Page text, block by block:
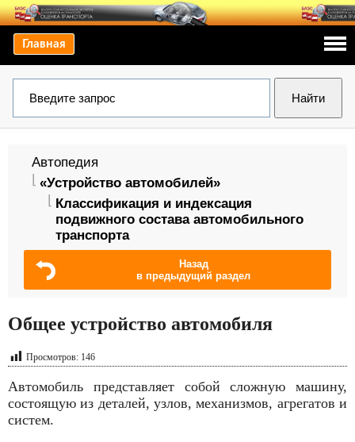
Главная
Автопедия
«Устройство автомобилей»
Классификация и индексация
подвижного состава автомобильного
транспорта
Назад
в предыдущий раздел
Общее устройство автомобиля
Просмотров: 146
Автомобиль представляет собой сложную машину,
состоящую из деталей, узлов, механизмов, агрегатов и
систем.